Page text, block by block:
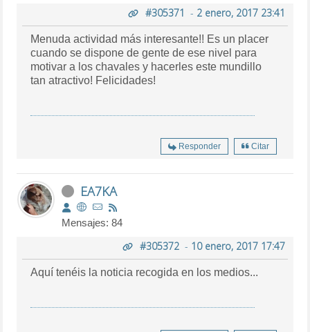
#305371 - 2 enero, 2017 23:41
Menuda actividad más interesante!! Es un placer
cuando se dispone de gente de ese nivel para
motivar a los chavales y hacerles este mundillo
tan atractivo! Felicidades!
Responder Citar
EA7KA
Mensajes: 84
#305372- 10 enero, 2017 17:47
Aquí tenéis la noticia recogida en los medios...